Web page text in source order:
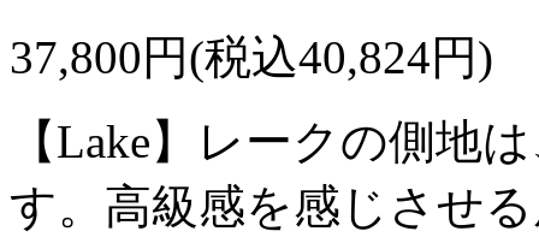
37,800円(税込40,824円)
【Lake】レークの側地
す。高級感を感じさせ